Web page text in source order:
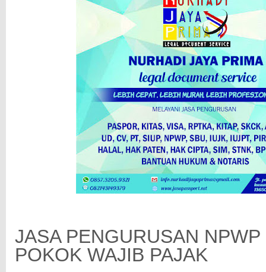
JASA PENGURUSAN
POKOK WAJIB PAJAK